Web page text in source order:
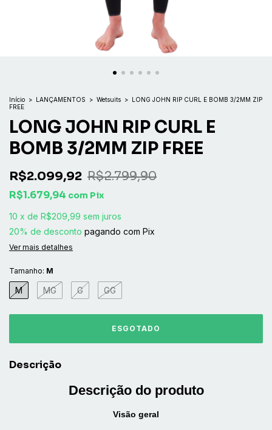
Início > LANÇAMENTOS > Wetsuits > LONG JOHN RIP CURL E BOMB 3/2MM ZIP
FREE
LONG JOHN RIP CURL E
BOMB 3/2MM ZIP FREE
R$2.099,92 R$2.799,90
R$1.679,94 com Pix
10 x de R$209,99 sem juros
20% de desconto pagando com Pix
Ver mais detalhes
Tamanho: M
M MG G GG
Descrição
Descrição do produto
Visão geral